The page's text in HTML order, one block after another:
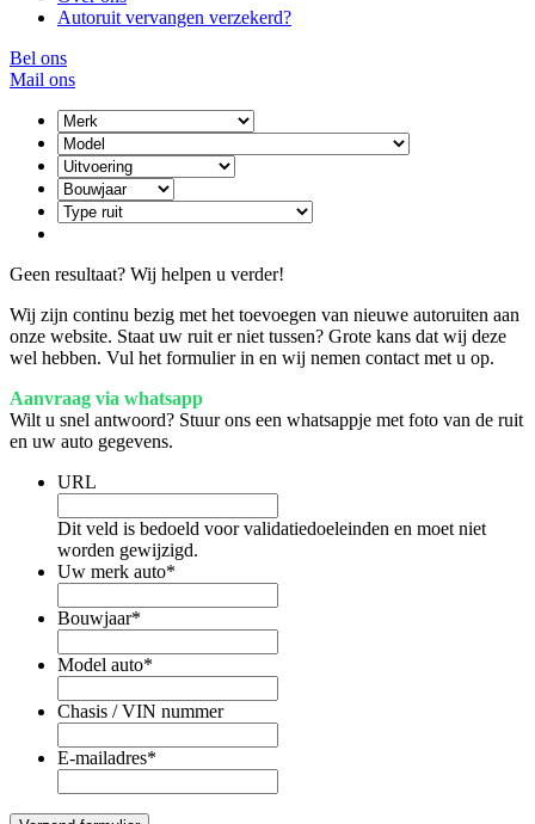
Autoruit vervangen verzekerd?
Bel ons
Mail ons
Geen resultaat? Wij helpen u verder!
Wij zijn continu bezig met het toevoegen van nieuwe autoruiten aan
onze website. Staat uw ruit er niet tussen? Grote kans dat wij deze
wel hebben. Vul het formulier in en wij nemen contact met u op.
Aanvraag via whatsapp
Wilt u snel antwoord? Stuur ons een whatsappje met foto van de ruit
en uw auto gegevens.
URL
Dit veld is bedoeld voor validatiedoeleinden en moet niet
worden gewijzigd.
Uw merk auto*
Bouwjaar*
Model auto*
Chasis / VIN nummer
E-mailadres*